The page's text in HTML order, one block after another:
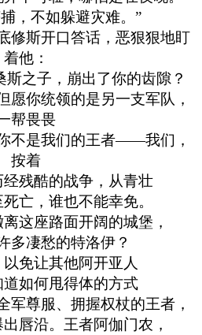
，不如躲避灾难。”
修斯开口答话，恶狠狠地盯
着他：
斯之子，崩出了你的齿隙？
愿你统领的是另一支军队，
帮畏畏
不是我们的王者——我们，
按着
残酷的战争，从青壮
亡，谁也不能幸免。
这座路面开阔的城堡，
多凄愁的特洛伊？
免让其他阿开亚人
如何甩得体的方式
军尊服、拥握权杖的王者，
唇沿。王者阿伽门农，